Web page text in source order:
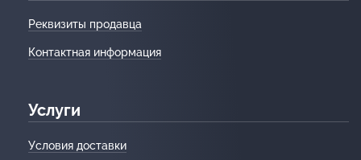
Реквизиты продавца
Контактная информация
Услуги
Условия доставки